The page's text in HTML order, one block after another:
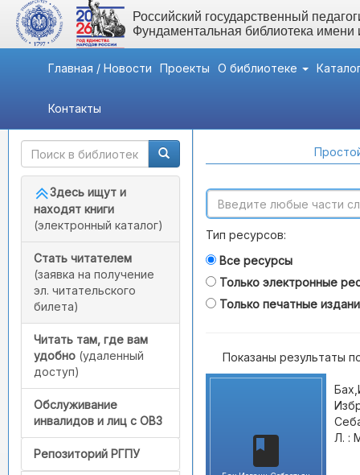
Российский государственный
Фундаментальная библиотека
Главная / Новости Проекты О библиотеке
Контакты
Быстрый доступ
Здесь ищут и
находят книги
(электронный каталог)
Стать читателем
(заявка на получение
эл. читательского
билета)
Читать там, где вам
удобно (удаленный
доступ)
Обслуживание
инвалидов и лиц с ОВЗ
Репозиторий РГПУ
Тип ресурсов:
Все ресурсы
Только электронные
Только печатные
Показаны результаты
Л. :